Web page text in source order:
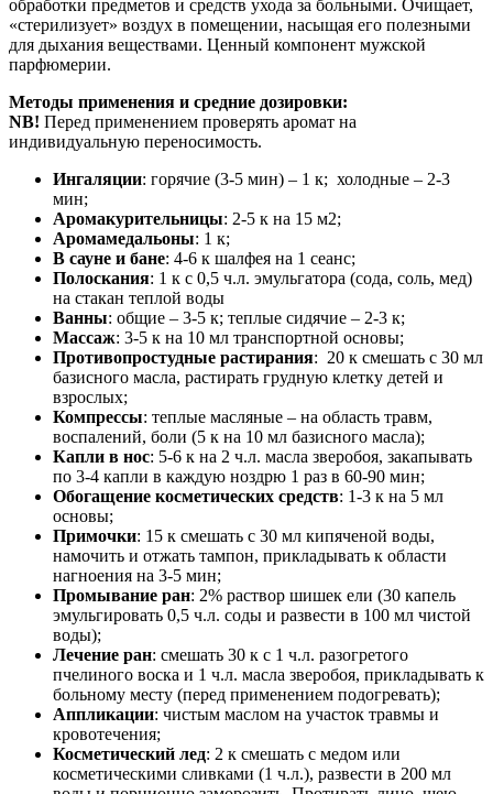
обработки предметов и средств ухода за больными. Очищает,
«стерилизует» воздух в помещении, насыщая его полезными
для дыхания веществами. Ценный компонент мужской
парфюмерии.
Методы применения и средние дозировки:
NB! Перед применением проверять аромат на
индивидуальную переносимость.
Ингаляции: горячие (3-5 мин) – 1 к; холодные – 2-3
мин;
Аромакурительницы: 2-5 к на 15 м2;
Аромамедальоны: 1 к;
В сауне и бане: 4-6 к шалфея на 1 сеанс;
Полоскания: 1 к с 0,5 ч.л. эмульгатора (сода, соль, мед)
на стакан теплой воды
Ванны: общие – 3-5 к; теплые сидячие – 2-3 к;
Массаж: 3-5 к на 10 мл транспортной основы;
Противопростудные растирания: 20 к смешать с 30 мл
базисного масла, растирать грудную клетку детей и
взрослых;
Компрессы: теплые масляные – на область травм,
воспалений, боли (5 к на 10 мл базисного масла);
Капли в нос: 5-6 к на 2 ч.л. масла зверобоя, закапывать
по 3-4 капли в каждую ноздрю 1 раз в 60-90 мин;
Обогащение косметических средств: 1-3 к на 5 мл
основы;
Примочки: 15 к смешать с 30 мл кипяченой воды,
намочить и отжать тампон, прикладывать к области
нагноения на 3-5 мин;
Промывание ран: 2% раствор шишек ели (30 капель
эмульгировать 0,5 ч.л. соды и развести в 100 мл чистой
воды);
Лечение ран: смешать 30 к с 1 ч.л. разогретого
пчелиного воска и 1 ч.л. масла зверобоя, прикладывать к
больному месту (перед применением подогревать);
Аппликации: чистым маслом на участок травмы и
кровотечения;
Косметический лед: 2 к смешать с медом или
косметическими сливками (1 ч.л.), развести в 200 мл